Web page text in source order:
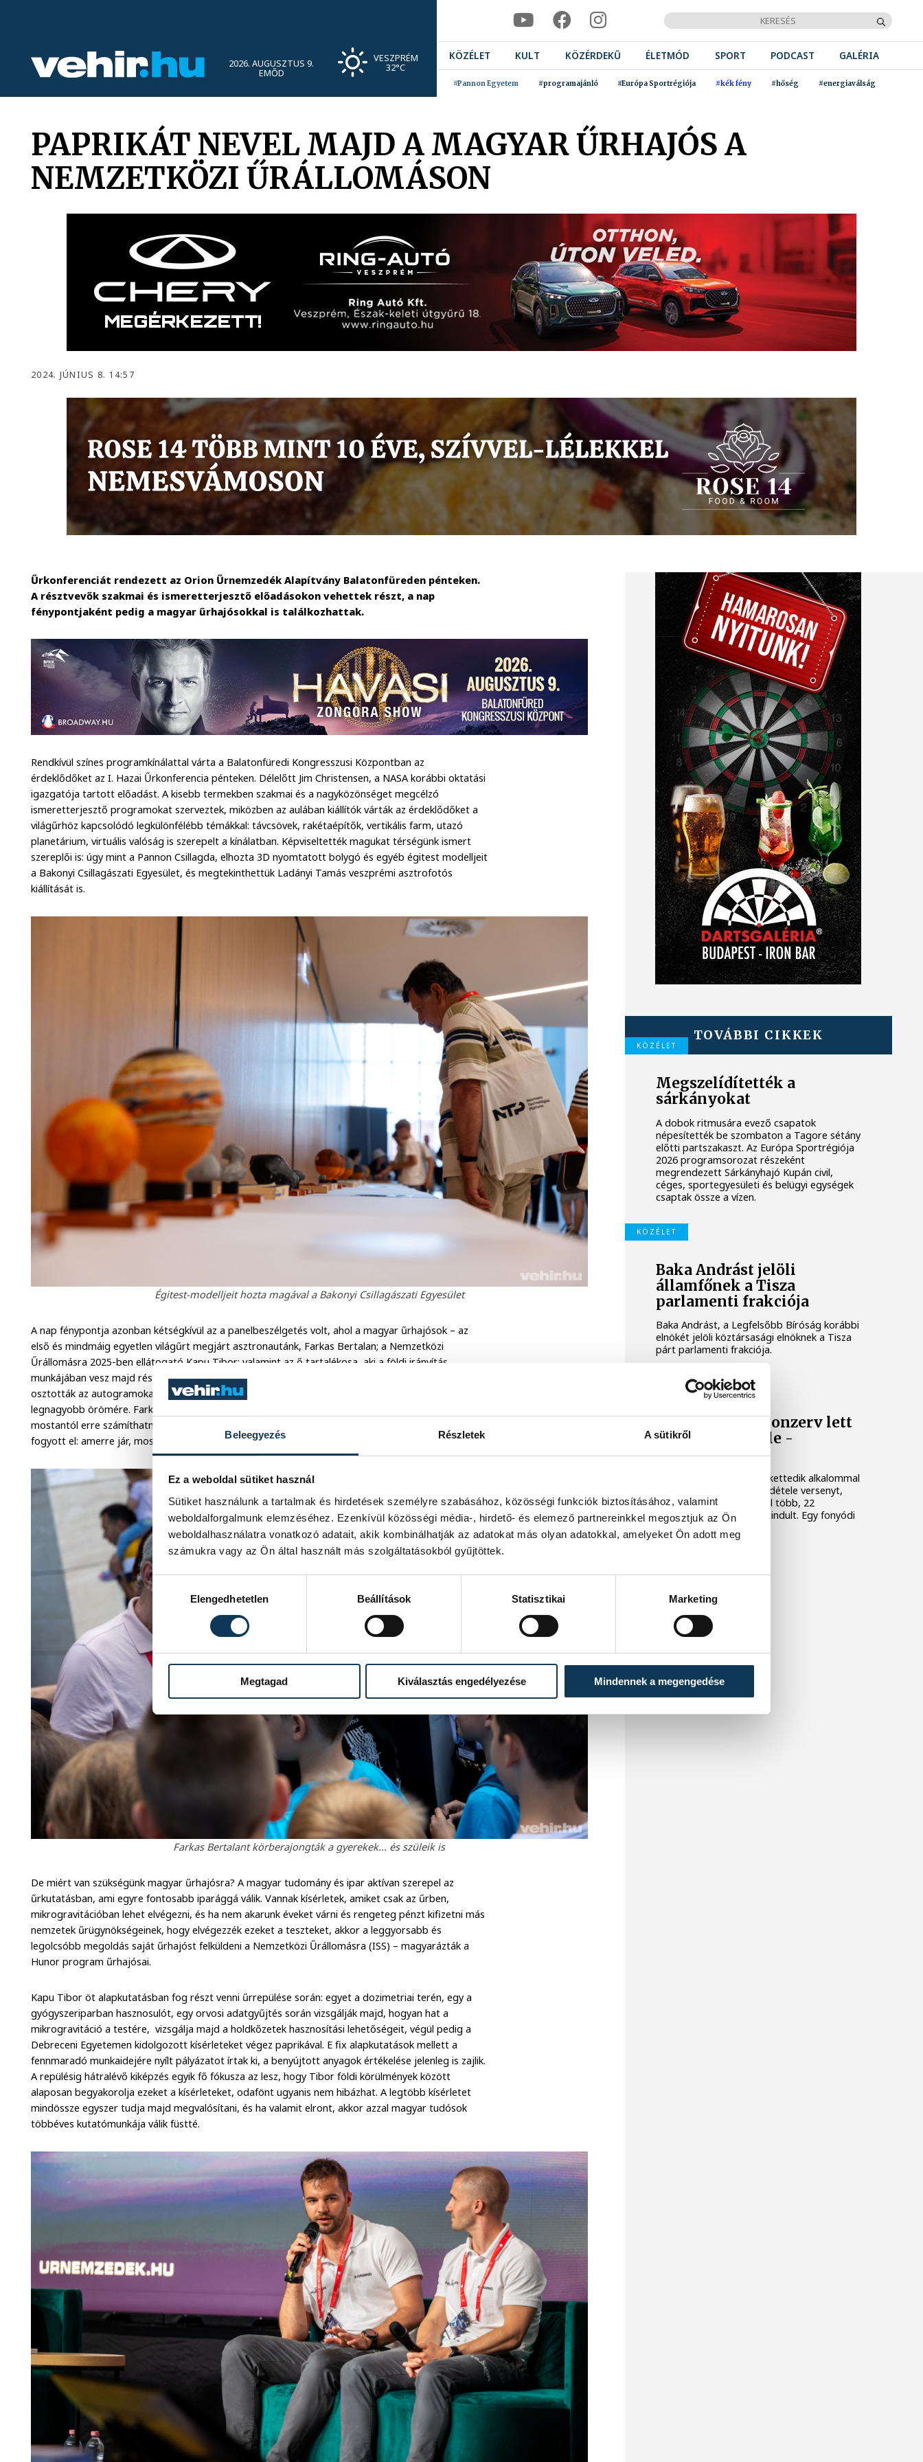
Beleegyezés Részletek A sütikről
Ez a weboldal sütiket használ
Sütiket használunk a tartalmak és hirdetések személyre szabásához, közösségi funkciók biztosításához, valamint
weboldalforgalmunk elemzéséhez. Ezenkívül közösségi média-, hirdető- és elemező partnereinkkel megosztjuk az Ön
weboldalhasználatra vonatkozó adatait, akik kombinálhatják az adatokat más olyan adatokkal, amelyeket Ön adott meg
számukra vagy az Ön által használt más szolgáltatásokból gyűjtöttek.
Hozzájárulás kiválasztása
Elengedhetetlen
Beállítások Statisztikai Marketing
Megtagad Kiválasztás engedélyezése Mindennek a megengedése
2026. AUGUSZTUS 9.
EMŐD
VESZPRÉM
32°C
KÖZÉLET KULT KÖZÉRDEKŰ ÉLETMÓD SPORT PODCAST GALÉRIA
#Pannon Egyetem #programajánló #Európa Sportrégiója #kék fény #hőség #energiaválság
PAPRIKÁT NEVEL MAJD A MAGYAR ŰRHAJÓS A
NEMZETKÖZI ŰRÁLLOMÁSON
2024. JÚNIUS 8. 14:57
Űrkonferenciát rendezett az Orion Űrnemzedék Alapítvány Balatonfüreden pénteken.
A résztvevők szakmai és ismeretterjesztő előadásokon vehettek részt, a nap
fénypontjaként pedig a magyar űrhajósokkal is találkozhattak.
Rendkívül színes programkínálattal várta a Balatonfüredi Kongresszusi Központban az
érdeklődőket az I. Hazai Űrkonferencia pénteken. Délelőtt Jim Christensen, a NASA korábbi oktatási
igazgatója tartott előadást. A kisebb termekben szakmai és a nagyközönséget megcélzó
ismeretterjesztő programokat szerveztek, miközben az aulában kiállítók várták az érdeklődőket a
világűrhöz kapcsolódó legkülönfélébb témákkal: távcsövek, rakétaépítők, vertikális farm, utazó
planetárium, virtuális valóság is szerepelt a kínálatban. Képviseltették magukat térségünk ismert
szereplői is: úgy mint a Pannon Csillagda, elhozta 3D nyomtatott bolygó és egyéb égitest modelljeit
a Bakonyi Csillagászati Egyesület, és megtekinthettük Ladányi Tamás veszprémi asztrofotós
kiállítását is.
Égitest-modelljeit hozta magával a Bakonyi Csillagászati Egyesület
A nap fénypontja azonban kétségkívül az a panelbeszélgetés volt, ahol a magyar űrhajósok – az
első és mindmáig egyetlen világűrt megjárt asztronautánk, Farkas Bertalan; a Nemzetközi
Űrállomásra 2025-ben ellátogató Kapu Tibor; valamint az ő tartalékosa, aki a földi irányítás
munkájában vesz majd részt: Cserényi Gyula – beszélgettek az űrkutatásról, majd fáradhatatlanul
osztották az autogramokat és pózoltak közös fotókhoz a hosszú sorokban kígyózó rajongótábor
legnagyobb örömére. Farkas Bertalan meg is jegyezte a nyomdokaiba lévő fiataloknak, hogy
mostantól erre számíthatnak. Noha az űrrepülése óta eltelt 44 év, az irányába áradó szeretet nem
fogyott el: amerre jár, mosolygó felnőttek és csillogó szemű gyerekek fogadják.
Farkas Bertalant körberajongták a gyerekek... és szüleik is
De miért van szükségünk magyar űrhajósra? A magyar tudomány és ipar aktívan szerepel az
űrkutatásban, ami egyre fontosabb iparággá válik. Vannak kísérletek, amiket csak az űrben,
mikrogravitációban lehet elvégezni, és ha nem akarunk éveket várni és rengeteg pénzt kifizetni más
nemzetek űrügynökségeinek, hogy elvégezzék ezeket a teszteket, akkor a leggyorsabb és
legolcsóbb megoldás saját űrhajóst felküldeni a Nemzetközi Űrállomásra (ISS) – magyarázták a
Hunor program űrhajósai.
Kapu Tibor öt alapkutatásban fog részt venni űrrepülése során: egyet a dozimetriai terén, egy a
gyógyszeriparban hasznosulót, egy orvosi adatgyűjtés során vizsgálják majd, hogyan hat a
mikrogravitáció a testére, vizsgálja majd a holdkőzetek hasznosítási lehetőségeit, végül pedig a
Debreceni Egyetemen kidolgozott kísérleteket végez paprikával. E fix alapkutatások mellett a
fennmaradó munkaidejére nyílt pályázatot írtak ki, a benyújtott anyagok értékelése jelenleg is zajlik.
A repülésig hátralévő kiképzés egyik fő fókusza az lesz, hogy Tibor földi körülmények között
alaposan begyakorolja ezeket a kísérleteket, odafönt ugyanis nem hibázhat. A legtöbb kísérletet
mindössze egyszer tudja majd megvalósítani, és ha valamit elront, akkor azzal magyar tudósok
többéves kutatómunkája válik füstté.
TOVÁBBI CIKKEK
KÖZÉLET
Megszelídítették a
sárkányokat
A dobok ritmusára evező csapatok
népesítették be szombaton a Tagore sétány
előtti partszakaszt. Az Európa Sportrégiója
2026 programsorozat részeként
megrendezett Sárkányhajó Kupán civil,
céges, sportegyesületi és belügyi egységek
csaptak össze a vízen.
KÖZÉLET
Baka Andrást jelöli
államfőnek a Tisza
parlamenti frakciója
Baka Andrást, a Legfelsőbb Bíróság korábbi
elnökét jelöli köztársasági elnöknek a Tisza
párt parlamenti frakciója.
Egy furcsa halkonzerv lett
az Év Strandétele -
mutatjuk!
A Balatoni Kör idén tizenkettedik alkalommal
hirdette meg az év strandétele versenyt,
amelyre minden eddiginél több, 22
vendéglátóhely 44 étellel indult. Egy fonyódi
hely nyert...